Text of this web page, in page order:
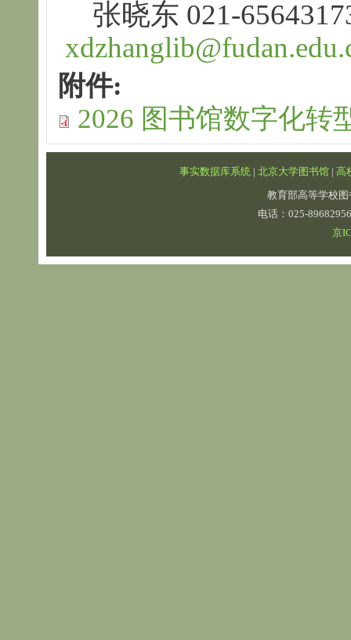
张晓东 021-
附件:
2026 图书馆数字化转
事实数据库系统 | 北京大学图书馆| 高
教育部高等学校
电话：025-
京